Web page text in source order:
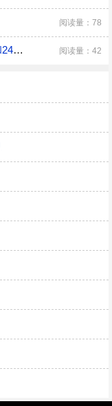
阅读量：78
20和24的最大公因数和最小的公倍数20和24的最大公因数和最小的公倍数是多少 阅读量：42